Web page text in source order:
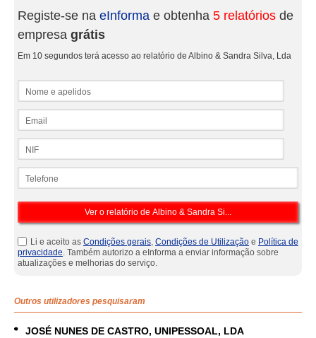
Registe-se na eInforma e obtenha 5 relatórios de
empresa grátis
Em 10 segundos terá acesso ao relatório de Albino & Sandra Silva, Lda
Li e aceito as Condições gerais, Condições de Utilização e Política de
privacidade. Também autorizo a eInforma a enviar informação sobre
atualizações e melhorias do serviço.
Outros utilizadores pesquisaram
JOSÉ NUNES DE CASTRO, UNIPESSOAL, LDA